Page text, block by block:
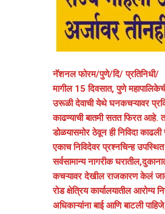
नॅशनल फोरम/पुणे/दि/ प्रतिनिधी/
मागील 15 दिवसात, पुणे
उरूळी देवाची येथे घनकचऱ्यावर
काढण्याची बातमी सतत फिरत आहे.
डोळयासमोर ठेवून ही निविदा
एकाच निविदेवर प्रश्नचिन्ह
सर्वसामान्य नागरीक
कचऱ्यावर देखील राजकारण केलं
रोड क्षेत्रिय कार्यालयातील
अधिकाऱ्यांना बाई आणि बाटली